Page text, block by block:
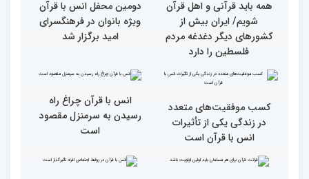
بخش برادران مسابقات
بین‌المللی قرآن کریم
مسابقات قرآن با مساعدت
همه بخش‌های ستاد اجرایی
به خوبی پیش رفته/ اوقاف
همه باید قرآنی و اهل قرآن
شویم/ ایران بیش از
کشورهای دیگر دغدغه مردم
فلسطین را دارد
دومین محفل انس با قرآن
ویژه بانوان در فرهنگسرای